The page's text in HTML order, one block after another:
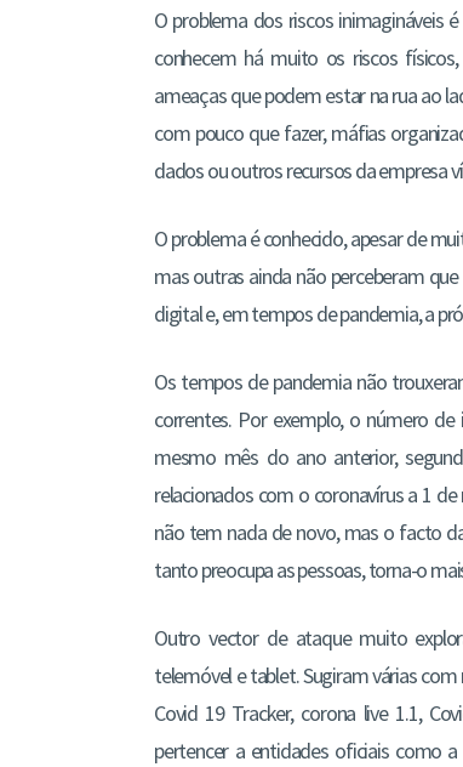
O problema dos riscos inimagináveis
conhecem há muito os riscos
ameaças que podem estar na rua ao
com pouco que fazer, máfias
dados ou outros recursos da empresa
O problema é conhecido, apesar de
mas outras ainda não perceberam
digital e, em tempos de pandemia, a
Os tempos de pandemia não
correntes. Por exemplo, o número
mesmo mês do ano anterior,
relacionados com o coronavírus a 1
não tem nada de novo, mas o facto
tanto preocupa as pessoas, torna-o
Outro vector de ataque muito
telemóvel e tablet. Sugiram várias
Covid 19 Tracker, corona live 1.1,
pertencer a entidades oficiais como